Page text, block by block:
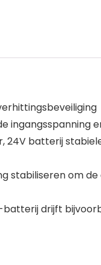
ingangsspanning
24V batterij
stabiliseren om
drijft